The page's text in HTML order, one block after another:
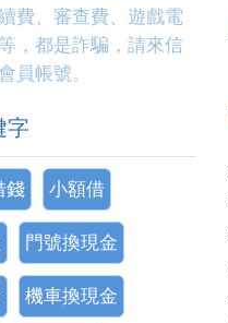
費、審查費、遊戲電
，都是詐騙，請來信
員帳號。
字
錢 小額借
門號換現金
機車換現金